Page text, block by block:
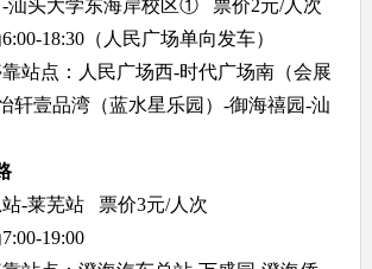
头大学东海岸校区① 票价2元/人次
18:30（人民广场单向发车）
点：人民广场西-时代广场南（会展
轩壹品湾（蓝水星乐园）-御海禧园-汕
-莱芜站 票价3元/人次
19:00